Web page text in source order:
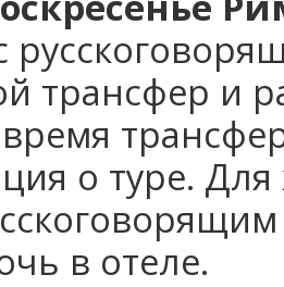
трансфер и
о туре.
в отеле.